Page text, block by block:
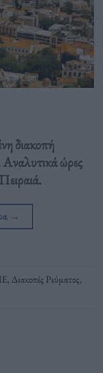
διακοπή
ώρες
→
, Διακοπές Ρεύματος,